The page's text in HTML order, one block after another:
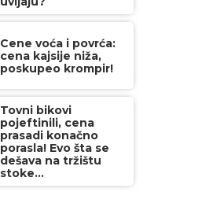
Cene voća i povrća:
cena kajsije niža,
poskupeo krompir!
Tovni bikovi
pojeftinili, cena
prasadi konačno
porasla! Evo šta se
dešava na tržištu
stoke...